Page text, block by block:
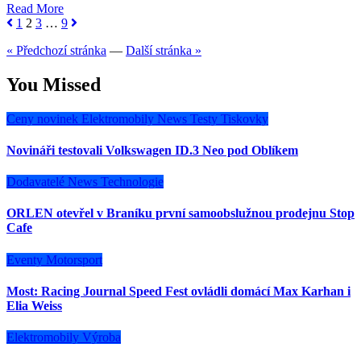
Read More
Stránkování
příspěvků
1 2 3 … 9
« Předchozí stránka — Další stránka »
You Missed
Ceny novinek Elektromobily News Testy Tiskovky
Novináři testovali Volkswagen ID.3 Neo pod Oblíkem
Dodavatelé News Technologie
ORLEN otevřel v Braníku první samoobslužnou prodejnu Stop
Cafe
Eventy Motorsport
Most: Racing Journal Speed Fest ovládli domácí Max Karhan i
Elia Weiss
Elektromobily Výroba